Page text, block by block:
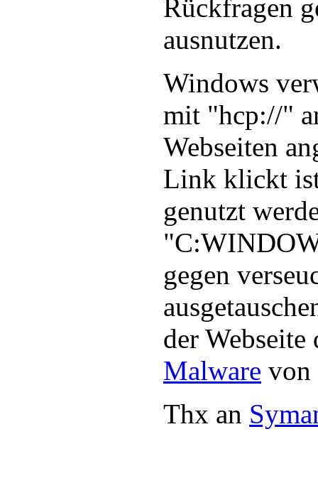
Rückfragen
ausnutzen.
Windows
mit "hcp://"
Webseiten
Link klickt
genutzt
gegen
der
Malware von
Thx an